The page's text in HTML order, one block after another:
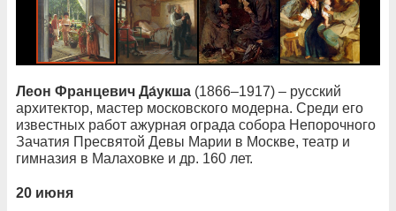
Леон Францевич Да́укша (1866–1917) – русский
архитектор, мастер московского модерна. Среди его
известных работ ажурная ограда собора Непорочного
Зачатия Пресвятой Девы Марии в Москве, театр и
гимназия в Малаховке и др. 160 лет.
20 июня